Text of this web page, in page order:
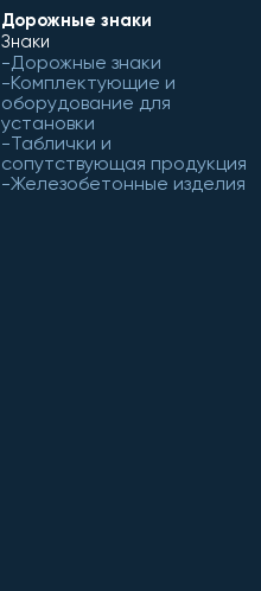
Дорожные знаки
Знаки
Дорожные знаки
Комплектующие и
оборудование для
установки
Таблички и
сопутствующая продукция
Железобетонные изделия